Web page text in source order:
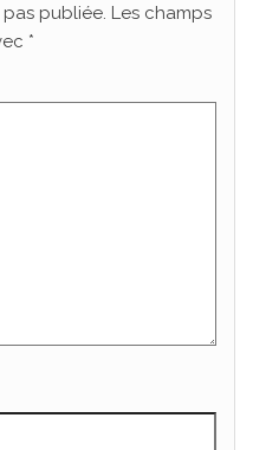
publiée. Les champs
*